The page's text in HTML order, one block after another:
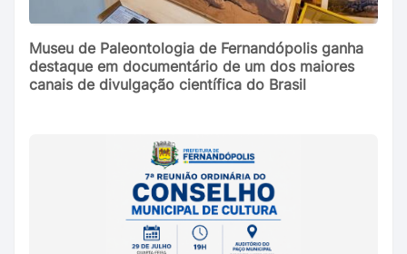
Museu de Paleontologia de Fernandópolis ganha
destaque em documentário de um dos maiores
canais de divulgação científica do Brasil